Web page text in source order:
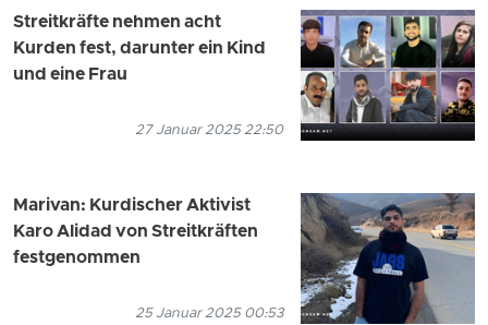
Streitkräfte nehmen acht
Kurden fest, darunter ein Kind
und eine Frau
27 Januar 2025 22:50
Marivan: Kurdischer Aktivist
Karo Alidad von Streitkräften
festgenommen
25 Januar 2025 00:53